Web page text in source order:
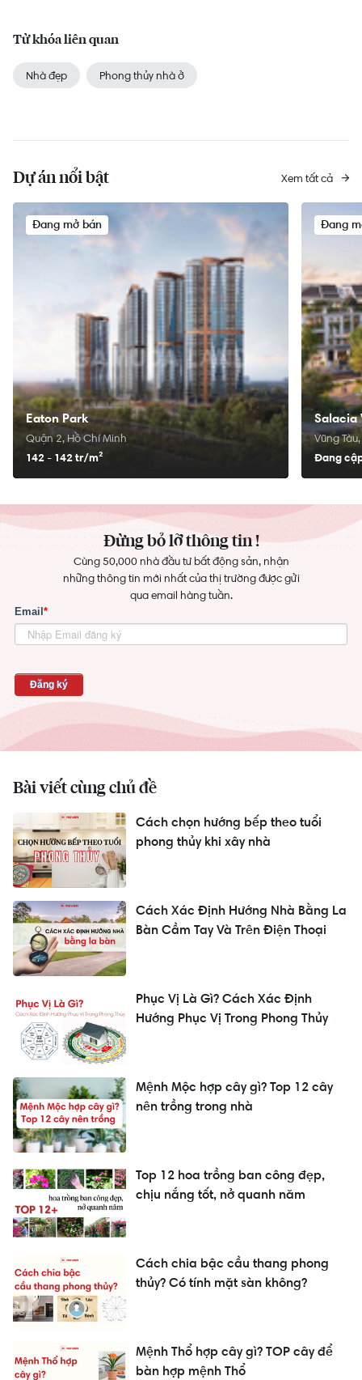
Từ khóa liên quan
Nhà đẹp Phong thủy nhà ở
Bài viết cùng chủ đề
Cách chọn hướng bếp theo tuổi
phong thủy khi xây nhà
Cách Xác Định Hướng Nhà Bằng La
Bàn Cầm Tay Và Trên Điện Thoại
Phục Vị Là Gì? Cách Xác Định
Hướng Phục Vị Trong Phong Thủy
Mệnh Mộc hợp cây gì? Top 12 cây
nên trồng trong nhà
Top 12 hoa trồng ban công đẹp,
chịu nắng tốt, nở quanh năm
Cách chia bậc cầu thang phong
thủy? Có tính mặt sàn không?
Mệnh Thổ hợp cây gì? TOP cây để
bàn hợp mệnh Thổ
Dự án nổi bật Xem tất cả
Đang mở bán
Eaton Park
Quận 2, Hồ Chí Minh
142 - 142 tr/m²
Đang
Salacia
Vũng
Đang
Đừng bỏ lỡ thông tin !
Cùng 50,000 nhà đầu tư bất động sản, nhận
những thông tin mới nhất của thị trường được gửi
qua email hàng tuần.